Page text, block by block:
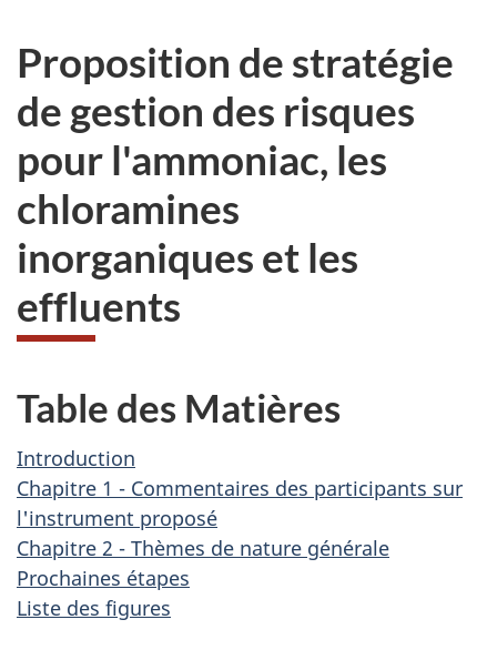
Proposition de stratégie
de gestion des risques
pour l'ammoniac, les
chloramines
inorganiques et les
effluents
Table des Matières
Introduction
Chapitre 1 - Commentaires des participants sur
l'instrument proposé
Chapitre 2 - Thèmes de nature générale
Prochaines étapes
Liste des figures